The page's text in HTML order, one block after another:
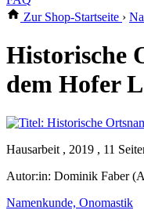
Zur Shop-Startseite ›
Historische
dem Hofer
Hausarbeit , 2019 , 11
Autor:in: Dominik Faber
Namenkunde, Onomastik